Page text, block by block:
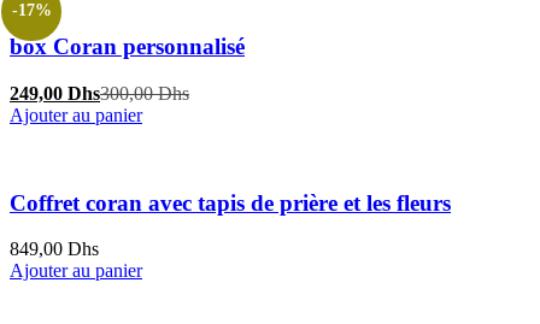
-17%
box Coran personnalisé
249,00 DhsLe
prix
300,00DhsLe
Ajouter au panier
Coffret coran avec tapis de prière et les fleurs
849,00 Dhs
Ajouter au panier